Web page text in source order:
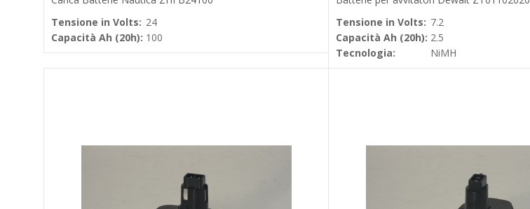
Tensione in Volts: 24
Capacità Ah (20h): 100
Tensione in Volts: 7.2
Capacità Ah (20h): 2.5
Tecnologia:
NiMH